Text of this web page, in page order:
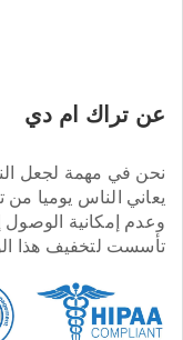
عن تراك ام دي
نحن في مهمة لجعل
يعاني الناس يوميا
وعدم إمكانية الوصول
تأسست لتخفيف هذا